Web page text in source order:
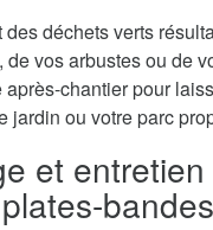
des déchets verts
de vos arbustes ou de
après-chantier pour
jardin ou votre parc
et
bandes